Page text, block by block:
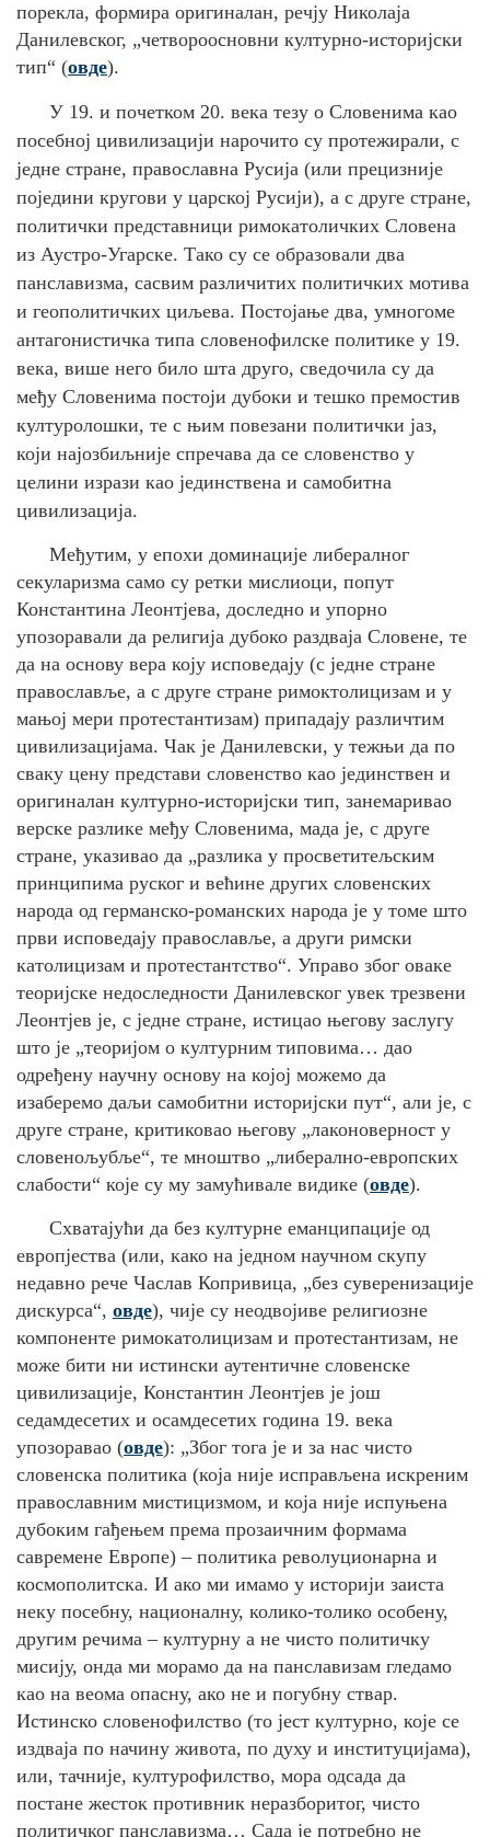
порекла, формира оригиналан, речју Николаја
Данилевског, „четвороосновни културно-историјски
тип“ (овде).
У 19. и почетком 20. века тезу о Словенима као
посебној цивилизацији нарочито су протежирали, с
једне стране, православна Русија (или прецизније
поједини кругови у царској Русији), а с друге стране,
политички представници римокатоличких Словена
из Аустро-Угарске. Тако су се образовали два
панславизма, сасвим различитих политичких мотива
и геополитичких циљева. Постојање два, умногоме
антагонистичка типа словенофилске политике у 19.
века, више него било шта друго, сведочила су да
међу Словенима постоји дубоки и тешко премостив
културолошки, те с њим повезани политички јаз,
који најозбиљније спречава да се словенство у
целини изрази као јединствена и самобитна
цивилизација.
Међутим, у епохи доминације либералног
секуларизма само су ретки мислиоци, попут
Константина Леонтјева, доследно и упорно
упозоравали да религија дубоко раздваја Словене, те
да на основу вера коју исповедају (с једне стране
православље, а с друге стране римоктолицизам и у
мањој мери протестантизам) припадају различтим
цивилизацијама. Чак је Данилевски, у тежњи да по
сваку цену представи словенство као јединствен и
оригиналан културно-историјски тип, занемаривао
верске разлике међу Словенима, мада је, с друге
стране, указивао да „разлика у просветитељским
принципима руског и већине других словенских
народа од германско-романских народа је у томе што
први исповедају православље, а други римски
католицизам и протестантство“. Управо због оваке
теоријске недоследности Данилевског увек трезвени
Леонтјев је, с једне стране, истицао његову заслугу
што је „теоријом о културним типовима… дао
одређену научну основу на којој можемо да
изаберемо даљи самобитни историјски пут“, али је, с
друге стране, критиковао његову „лаконоверност у
словенољубље“, те мноштво „либерално-европских
слабости“ које су му замућивале видике (овде).
Схватајући да без културне еманципације од
европјества (или, како на једном научном скупу
недавно рече Часлав Копривица, „без суверенизације
дискурса“, овде), чије су неодвојиве религиозне
компоненте римокатолицизам и протестантизам, не
може бити ни истински аутентичне словенске
цивилизације, Константин Леонтјев је још
седамдесетих и осамдесетих година 19. века
упозоравао (овде): „Због тога је и за нас чисто
словенска политика (која није исправљена искреним
православним мистицизмом, и која није испуњена
дубоким гађењем према прозаичним формама
савремене Европе) – политика револуционарна и
космополитска. И ако ми имамо у историји заиста
неку посебну, националну, колико-толико особену,
другим речима – културну а не чисто политичку
мисију, онда ми морамо да на панславизам гледамо
као на веома опасну, ако не и погубну ствар.
Истинско словенофилство (то јест културно, које се
издваја по начину живота, по духу и институцијама),
или, тачније, културофилство, мора одсада да
постане жесток противник неразборитог, чисто
политичког панславизма… Сада је потребно не